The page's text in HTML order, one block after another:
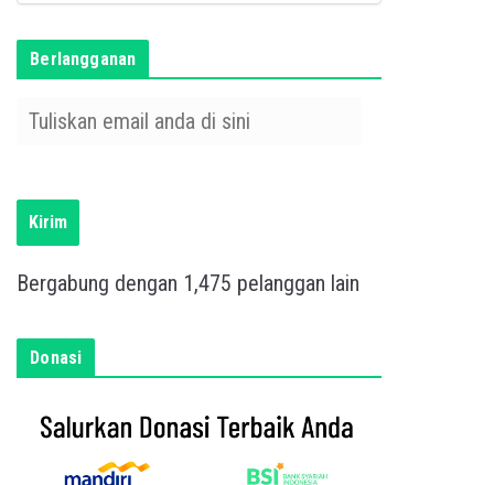
Berlangganan
k
a
a
Kirim
Bergabung dengan 1,475 pelanggan lain
Donasi